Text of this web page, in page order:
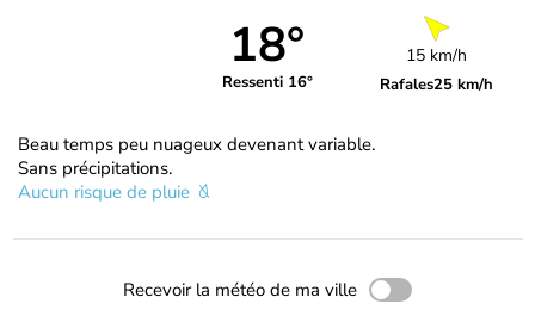
18°
Ressenti 16°
15 km/h
Rafales25 km/h
Beau temps peu nuageux devenant variable.
Sans précipitations.
Aucun risque de pluie
Recevoir la météo de ma ville